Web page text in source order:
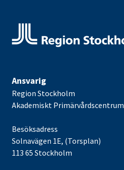
Ansvarig
Region Stockholm
Akademiskt Primärvårdscentrum
Besöksadress
Solnavägen 1E, (Torsplan)
113 65 Stockholm